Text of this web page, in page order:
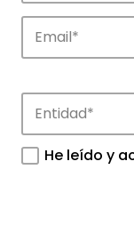
Conoce las
APTE y sus
He leído y